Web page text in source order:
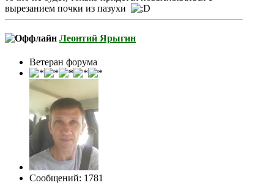
вырезанием почки из пазухи
Леонтий Ярыгин
Ветеран форума
Сообщений: 1781